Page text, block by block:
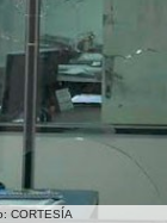
CORTESÍA